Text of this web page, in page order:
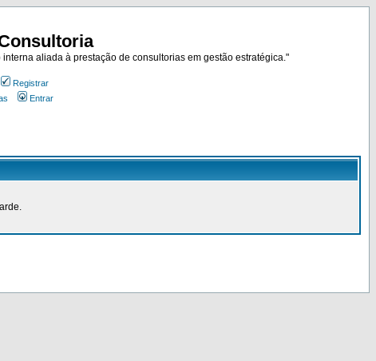
aliada à prestação de consultorias em gestão estratégica."
Registrar
Entrar